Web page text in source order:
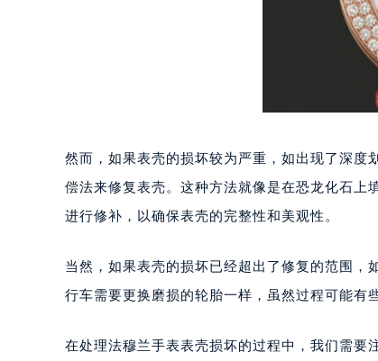
沈阳市沈河区中街路83号亨得
乌鲁木齐市天山区红山路26号
温州市鹿城区锦绣路1067号置
哈尔滨市道里区友谊西路600号
佛山市禅城区季华五路57号万
南通市崇川区工农路57号圆融广
武汉市江汉区解放大道686号世
南宁市青秀区金湖路59号地王
泉州市丰泽区宝洲路729号浦西
然而，如果表壳的损坏较为严重，如出现了深度
偿法来修复表壳。这种方法就像是在恐龙化石上
进行修补，以确保表壳的完整性和美观性。
当然，如果表壳的损坏已经超出了修复的范围，
行车需要更换磨损的轮胎一样，虽然过程可能有
在处理法穆兰手表表壳损坏的过程中，我们需要